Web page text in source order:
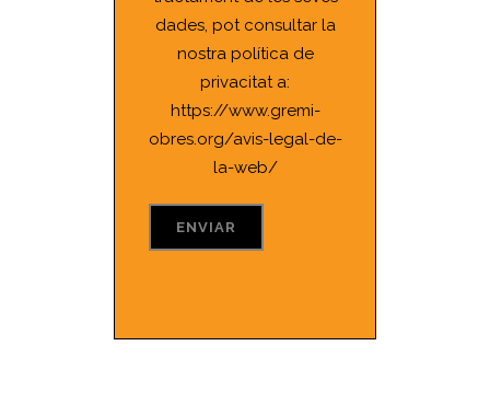
dades, pot consultar la
nostra política de
privacitat a:
https://www.gremi-
obres.org/avis-legal-de-
la-web/